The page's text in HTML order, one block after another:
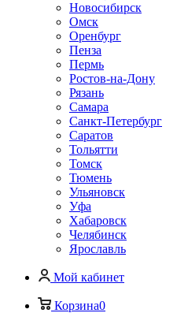
Новосибирск
Омск
Оренбург
Пенза
Пермь
Ростов-на-Дону
Рязань
Самара
Санкт-Петербург
Саратов
Тольятти
Томск
Тюмень
Ульяновск
Уфа
Хабаровск
Челябинск
Ярославль
Мой кабинет
Корзина0